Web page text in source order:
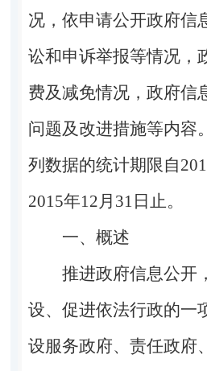
况，依申请公开政府信
讼和申诉举报等情况，
费及减免情况，政府信
问题及改进措施等内容
列数据的统计期限自
2015年12月31日止。
一、 概述
推进政府信息公开
设、促进依法行政的一
设服务政府、责任政府